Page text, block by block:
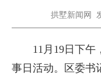
拱墅新闻网
11月19日下午
事日活动。区委书